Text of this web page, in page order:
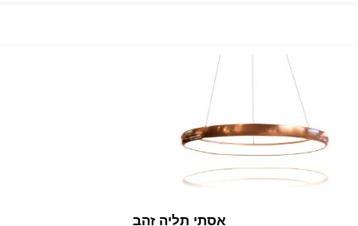
אסתי תליה זהב